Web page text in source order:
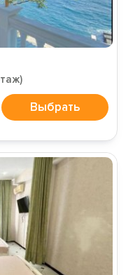
Выбрать